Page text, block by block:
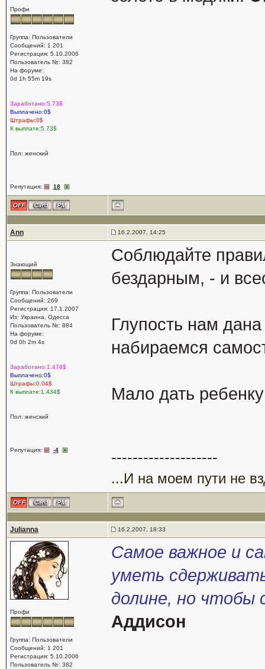
Профи
Группа: Пользователи
Сообщений: 1 201
Регистрация: 5.10.2006
Пользователь №: 382
На форуме:
0d 1h 55m 19s
Заработано:5.73$
Выплачено:0$
Штрафы:0$
К выплате:5.73$
Пол: женский
Репутация: 18
Ann 16.2.2007, 14:25
Знающий
Группа: Пользователи
Сообщений: 269
Регистрация: 17.1.2007
Из: Украина, Одесса
Пользователь №: 884
На форуме:
0d 0h 2m 4s
Заработано:1.474$
Выплачено:0$
Штрафы:0.04$
К выплате:1.434$
Пол: женский
Репутация: -4
Соблюдайте
бездарным, - и
Глупость нам
набираемся
Мало дать
--------------------
...И на моем пути не
Julianna 16.2.2007, 18:33
Профи
Группа: Пользователи
Сообщений: 1 201
Регистрация: 5.10.2006
Пользователь №: 382
Самое важное и
уметь
долине, но чтобы
Аддисон